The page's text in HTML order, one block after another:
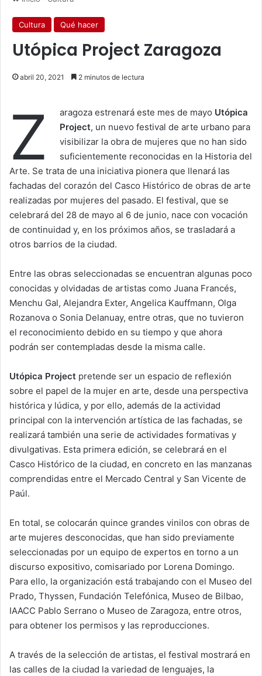
Cultura Qué hacer
Utópica Project Zaragoza
abril 20, 2021 2 minutos de lectura
Z aragoza estrenará este mes de mayo Utópica
Project, un nuevo festival de arte urbano para
visibilizar la obra de mujeres que no han sido
suficientemente reconocidas en la Historia del
Arte. Se trata de una iniciativa pionera que llenará las
fachadas del corazón del Casco Histórico de obras de arte
realizadas por mujeres del pasado. El festival, que se
celebrará del 28 de mayo al 6 de junio, nace con vocación
de continuidad y, en los próximos años, se trasladará a
otros barrios de la ciudad.
Entre las obras seleccionadas se encuentran algunas poco
conocidas y olvidadas de artistas como Juana Francés,
Menchu Gal, Alejandra Exter, Angelica Kauffmann, Olga
Rozanova o Sonia Delanuay, entre otras, que no tuvieron
el reconocimiento debido en su tiempo y que ahora
podrán ser contempladas desde la misma calle.
Utópica Project pretende ser un espacio de reflexión
sobre el papel de la mujer en arte, desde una perspectiva
histórica y lúdica, y por ello, además de la actividad
principal con la intervención artística de las fachadas, se
realizará también una serie de actividades formativas y
divulgativas. Esta primera edición, se celebrará en el
Casco Histórico de la ciudad, en concreto en las manzanas
comprendidas entre el Mercado Central y San Vicente de
Paúl.
En total, se colocarán quince grandes vinilos con obras de
arte mujeres desconocidas, que han sido previamente
seleccionadas por un equipo de expertos en torno a un
discurso expositivo, comisariado por Lorena Domingo.
Para ello, la organización está trabajando con el Museo del
Prado, Thyssen, Fundación Telefónica, Museo de Bilbao,
IAACC Pablo Serrano o Museo de Zaragoza, entre otros,
para obtener los permisos y las reproducciones.
A través de la selección de artistas, el festival mostrará en
las calles de la ciudad la variedad de lenguajes, la